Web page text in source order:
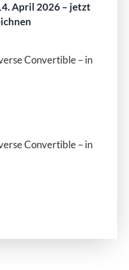
April 2026 – jetzt
Convertible – in CHF
Convertible – in USD